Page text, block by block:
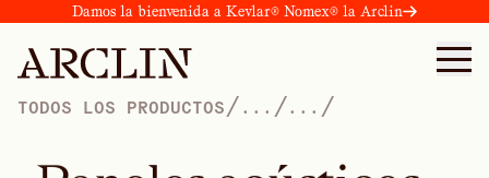
Damos la bienvenida a Kevlar® Nomex® la Arclin
TODOS LOS PRODUCTOS / ... /... /